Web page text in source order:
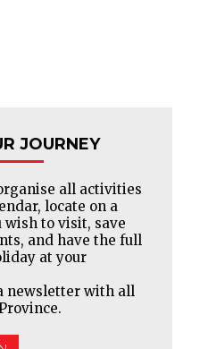
JOURNEY
all activities
locate on a
wish to visit, save
and have the full
at your
newsletter with all